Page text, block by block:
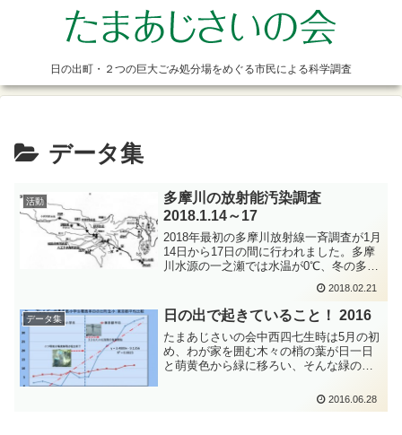
日の出町・２つの巨大ごみ処分場をめぐる市民による科学調査
データ集
活動
多摩川の放射能汚染調査
2018.1.14～17
2018年最初の多摩川放射線一斉調査が1月
14日から17日の間に行われました。多摩
川水源の一之瀬では水温が0℃、冬の多摩
川に入ってのリネン布での調査は厳しい
です。今回の調査結果はまだ出ていませ
ん。下の表は昨年夏までのCs137の調査
結果をま...
2018.02.21
データ集 日の出で起きていること！ 2016
たまあじさいの会中西四七生時は5月の初
め、わが家を囲む木々の梢の葉が日一日
と萌黄色から緑に移ろい、そんな緑の葉
いかぶさり、知らぬうち薫風かほる季節
を迎えている。うまき酒とのどかさに酔
2016.06.28